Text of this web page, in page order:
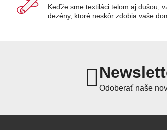
Keďže sme textiláci telom aj dušou,
dezény, ktoré neskôr zdobia vaše
Odoberať naše